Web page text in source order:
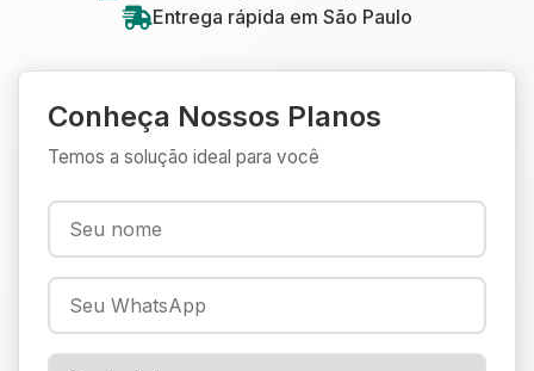
Entrega rápida em São Paulo
Conheça Nossos Planos
Temos a solução ideal para você